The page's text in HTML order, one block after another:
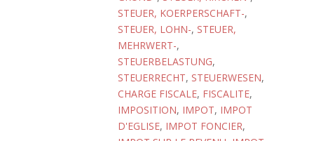
STEUER, KOERPERSCHAFT-,
STEUER, LOHN-, STEUER,
MEHRWERT-,
STEUERBELASTUNG,
STEUERRECHT, STEUERWESEN,
CHARGE FISCALE, FISCALITE,
IMPOSITION, IMPOT, IMPOT
D'EGLISE, IMPOT FONCIER,